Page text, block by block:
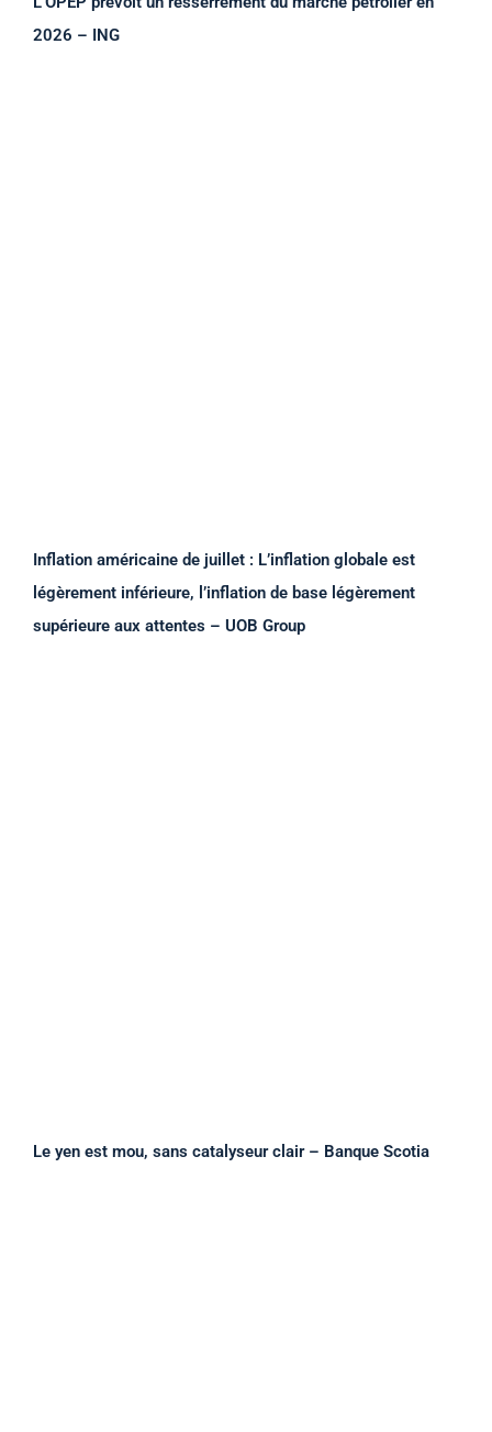
2026 – ING
Inflation américaine de juillet : L’inflation globale est
légèrement inférieure, l’inflation de base légèrement
supérieure aux attentes – UOB Group
Le yen est mou, sans catalyseur clair – Banque Scotia